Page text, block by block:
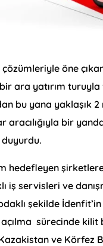
öne
ara yatırım
bu yana yaklaşık 2
bir
duyurdu.
hedefleyen
iş servisleri ve
şekilde
sürecinde kilit
ve Körfez